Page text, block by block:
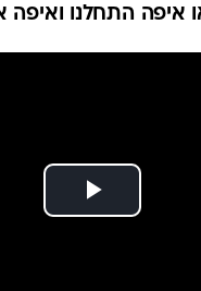
איפה התחלנו ואיפה